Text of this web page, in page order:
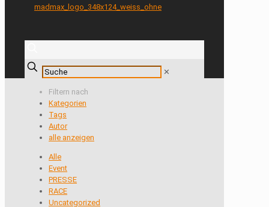
✕
Filtern nach
Kategorien
Tags
Autor
alle anzeigen
Alle
Event
PRESSE
RACE
Uncategorized